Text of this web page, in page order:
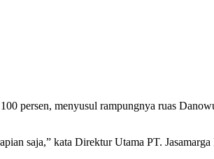
persen, menyusul rampungnya ruas
saja,” kata Direktur Utama PT.